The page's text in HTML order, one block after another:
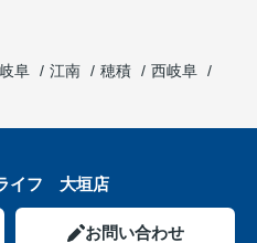
阜 江南 穂積
西岐阜
イフ 大垣店
お問い合わせ